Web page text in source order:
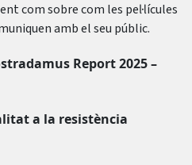
com sobre com les pel·lícules
amb el seu públic.
Report 2025 –
a la resistència